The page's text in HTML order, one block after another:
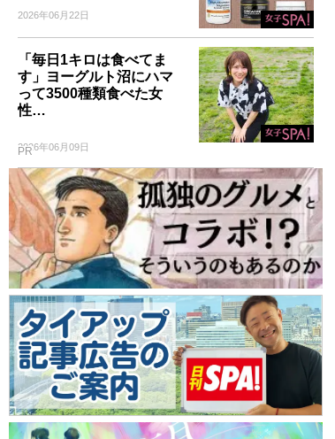
2026年06月22日
「毎日1キロは食べてま
す」ヨーグルト沼にハマ
って3500種類食べた女
性…
2026年06月09日
PR